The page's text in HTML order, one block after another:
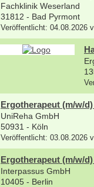
Fachklinik Weserland
31812 - Bad Pyrmont
Veröffentlicht: 04.08.2026
Ergotherapeut (m/w/
UniReha GmbH
50931 - Köln
Veröffentlicht: 03.08.2026
Ergotherapeut (m/w/
Interpassus GmbH
10405 - Berlin